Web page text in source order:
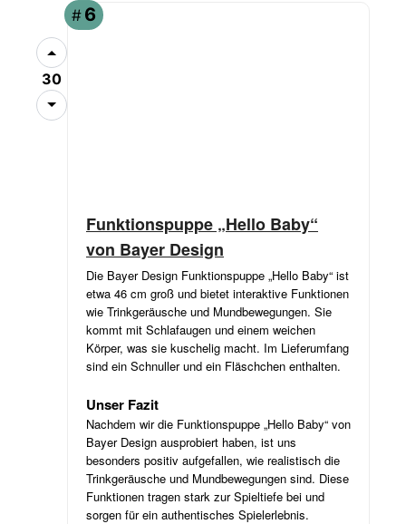
# 6
30
Funktionspuppe „Hello Baby“
von Bayer Design
Die Bayer Design Funktionspuppe „Hello Baby“ ist
etwa 46 cm groß und bietet interaktive Funktionen
wie Trinkgeräusche und Mundbewegungen. Sie
kommt mit Schlafaugen und einem weichen
Körper, was sie kuschelig macht. Im Lieferumfang
sind ein Schnuller und ein Fläschchen enthalten.
Unser Fazit
Nachdem wir die Funktionspuppe „Hello Baby“ von
Bayer Design ausprobiert haben, ist uns
besonders positiv aufgefallen, wie realistisch die
Trinkgeräusche und Mundbewegungen sind. Diese
Funktionen tragen stark zur Spieltiefe bei und
sorgen für ein authentisches Spielerlebnis.